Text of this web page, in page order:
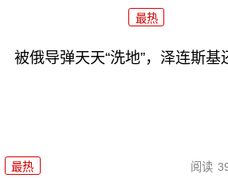
最热
被俄导弹天天“洗地”，泽连斯基
最热 阅读